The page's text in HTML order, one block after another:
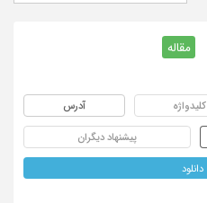
مقاله
کلیدواژه آدرس
پیشنهاد دیگران
دانلود